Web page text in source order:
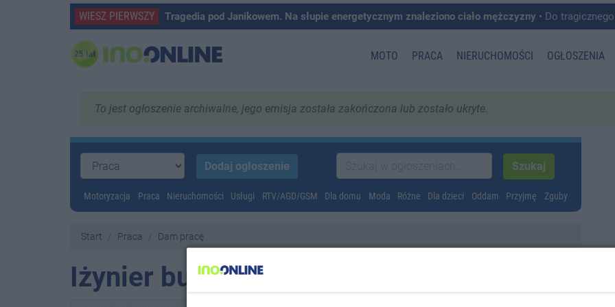
WIESZ PIERWSZY Tragedia pod Janikowem. Na słupie energetycznym znaleziono ciało mężczyzny • Do tragicznego zdarzenia doszło
MOTO PRACA NIERUCHOMOŚCI OGŁOSZENIA
To jest ogłoszenie archiwalne, jego emisja została zakończona lub zostało ukryte.
Motoryzacja Praca Nieruchomości Usługi RTV/AGD/GSM Dla domu Moda Różne Dla dzieci Oddam Przyjmę Zguby
Start Praca Dam pracę
Iżynier budowy / majster budowy